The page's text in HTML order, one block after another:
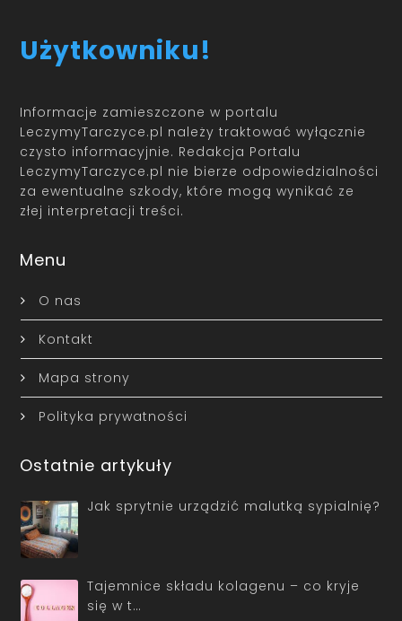
Użytkowniku!
Informacje zamieszczone w portalu
LeczymyTarczyce.pl należy traktować wyłącznie
czysto informacyjnie. Redakcja Portalu
LeczymyTarczyce.pl nie bierze odpowiedzialności
za ewentualne szkody, które mogą wynikać ze
złej interpretacji treści.
Menu
O nas
Kontakt
Mapa strony
Polityka prywatności
Ostatnie artykuły
Jak sprytnie urządzić malutką sypialnię?
Tajemnice składu kolagenu – co kryje
się w t…